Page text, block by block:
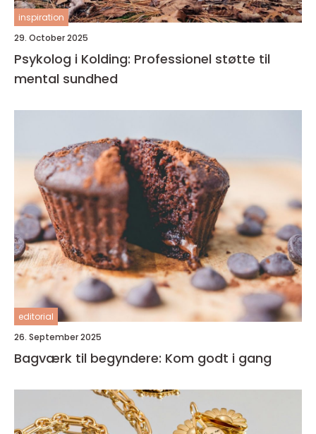
inspiration
29. October 2025
Psykolog i Kolding: Professionel støtte til
mental sundhed
editorial
26. September 2025
Bagværk til begyndere: Kom godt i gang